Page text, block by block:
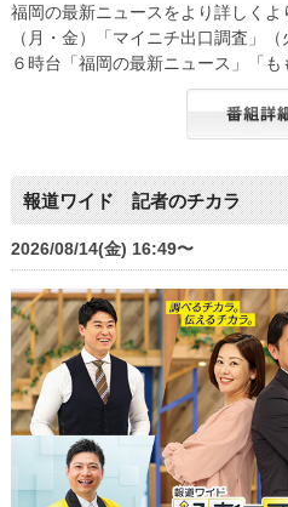
福岡の最新ニュースをより詳しく
（月・金）「マイニチ出口調査」
６時台「福岡の最新ニュース」「も
報道ワイド 記者のチカラ
2026/08/14(金) 16:49〜